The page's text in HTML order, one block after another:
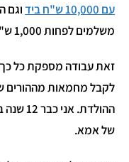
עם 10,000 ש"ח ביד
וגם
משלמים לפחות 1,000 ש"ח (והמקצוענים פי 3 מזה).
זאת עבודה מספקת כל
לקבל מחמאות מההורים
של אמא.